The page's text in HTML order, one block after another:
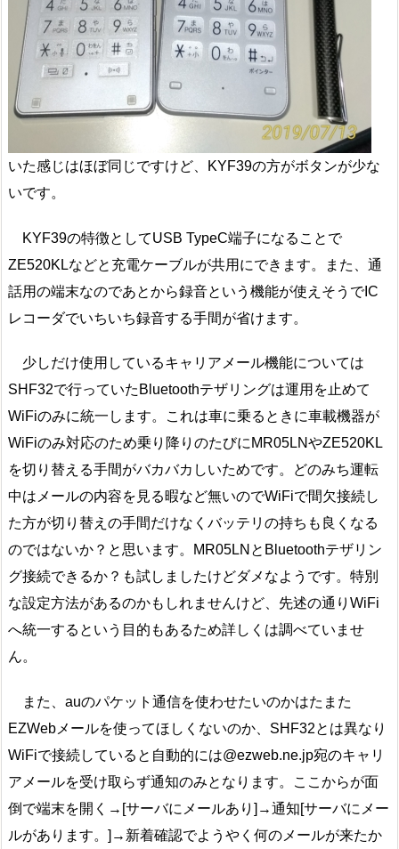
いた感じはほぼ同じですけど、KYF39の方がボタンが少な
いです。
KYF39の特徴としてUSB TypeC端子になることで
ZE520KLなどと充電ケーブルが共用にできます。また、通
話用の端末なのであとから録音という機能が使えそうでIC
レコーダでいちいち録音する手間が省けます。
少しだけ使用しているキャリアメール機能については
SHF32で行っていたBluetoothテザリングは運用を止めて
WiFiのみに統一します。これは車に乗るときに車載機器が
WiFiのみ対応のため乗り降りのたびにMR05LNやZE520KL
を切り替える手間がバカバカしいためです。どのみち運転
中はメールの内容を見る暇など無いのでWiFiで間欠接続し
た方が切り替えの手間だけなくバッテリの持ちも良くなる
のではないか？と思います。MR05LNとBluetoothテザリン
グ接続できるか？も試しましたけどダメなようです。特別
な設定方法があるのかもしれませんけど、先述の通りWiFi
へ統一するという目的もあるため詳しくは調べていませ
ん。
また、auのパケット通信を使わせたいのかはたまた
EZWebメールを使ってほしくないのか、SHF32とは異なり
WiFiで接続していると自動的には@ezweb.ne.jp宛のキャリ
アメールを受け取らず通知のみとなります。ここからが面
倒で端末を開く→[サーバにメールあり]→通知[サーバにメー
ルがあります。]→新着確認でようやく何のメールが来たか